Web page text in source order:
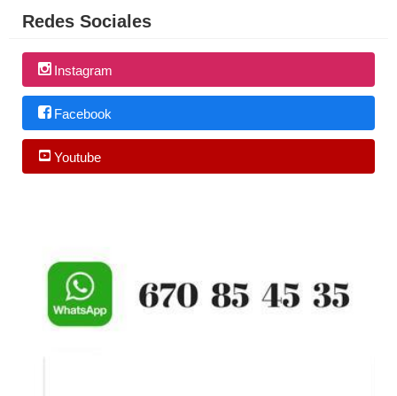
Redes Sociales
Instagram
Facebook
Youtube